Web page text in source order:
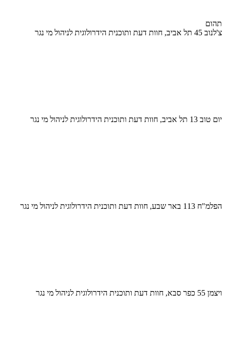
תהום
צ'לנוב 45 תל אביב, חוות דעת ותוכנית הידרולוגית לניהול מי נגר
יום טוב 13 תל אביב, חוות דעת ותוכנית הידרולוגית לניהול מי נגר
הפלמ"ח 113 באר שבע, חוות דעת ותוכנית הידרולוגית לניהול מי נגר
ויצמן 55 כפר סבא, חוות דעת ותוכנית הידרולוגית לניהול מי נגר